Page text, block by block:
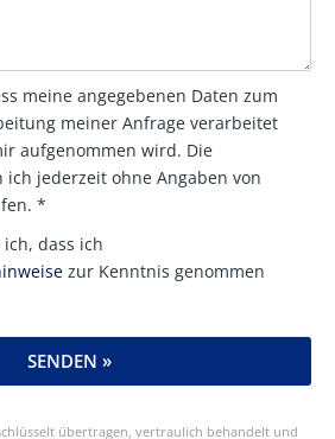
meine angegebenen Daten zum
meiner Anfrage verarbeitet
aufgenommen wird. Die
ich jederzeit ohne Angaben von
*
dass ich
zur Kenntnis genommen
SENDEN »
übertragen, vertraulich behandelt und